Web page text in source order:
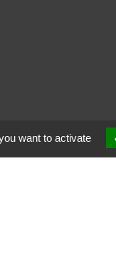
want to activate